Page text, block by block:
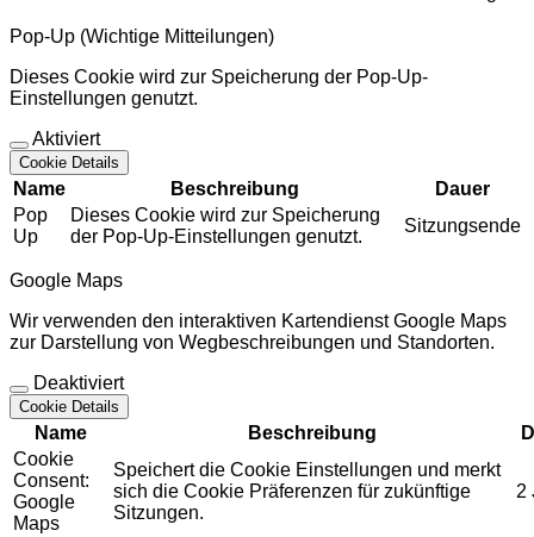
Pop-Up (Wichtige Mitteilungen)
Dieses Cookie wird zur Speicherung der Pop-Up-
Einstellungen genutzt.
Aktiviert
Cookie Details
Name Beschreibung
Dauer
Pop
Up
Dieses Cookie wird zur Speicherung
der Pop-Up-Einstellungen genutzt.
Sitzungsende
Google Maps
Wir verwenden den interaktiven Kartendienst Google Maps
zur Darstellung von Wegbeschreibungen und Standorten.
Deaktiviert
Cookie Details
Name Beschreibung
Cookie
Consent:
Google
Maps
Speichert die Cookie Einstellungen und merkt
sich die Cookie Präferenzen für zukünftige
Sitzungen.
2